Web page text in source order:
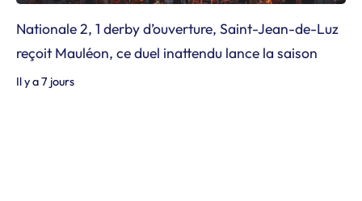
Nationale 2, 1 derby d’ouverture, Saint-Jean-de-Luz
reçoit Mauléon, ce duel inattendu lance la saison
Il y a 7 jours